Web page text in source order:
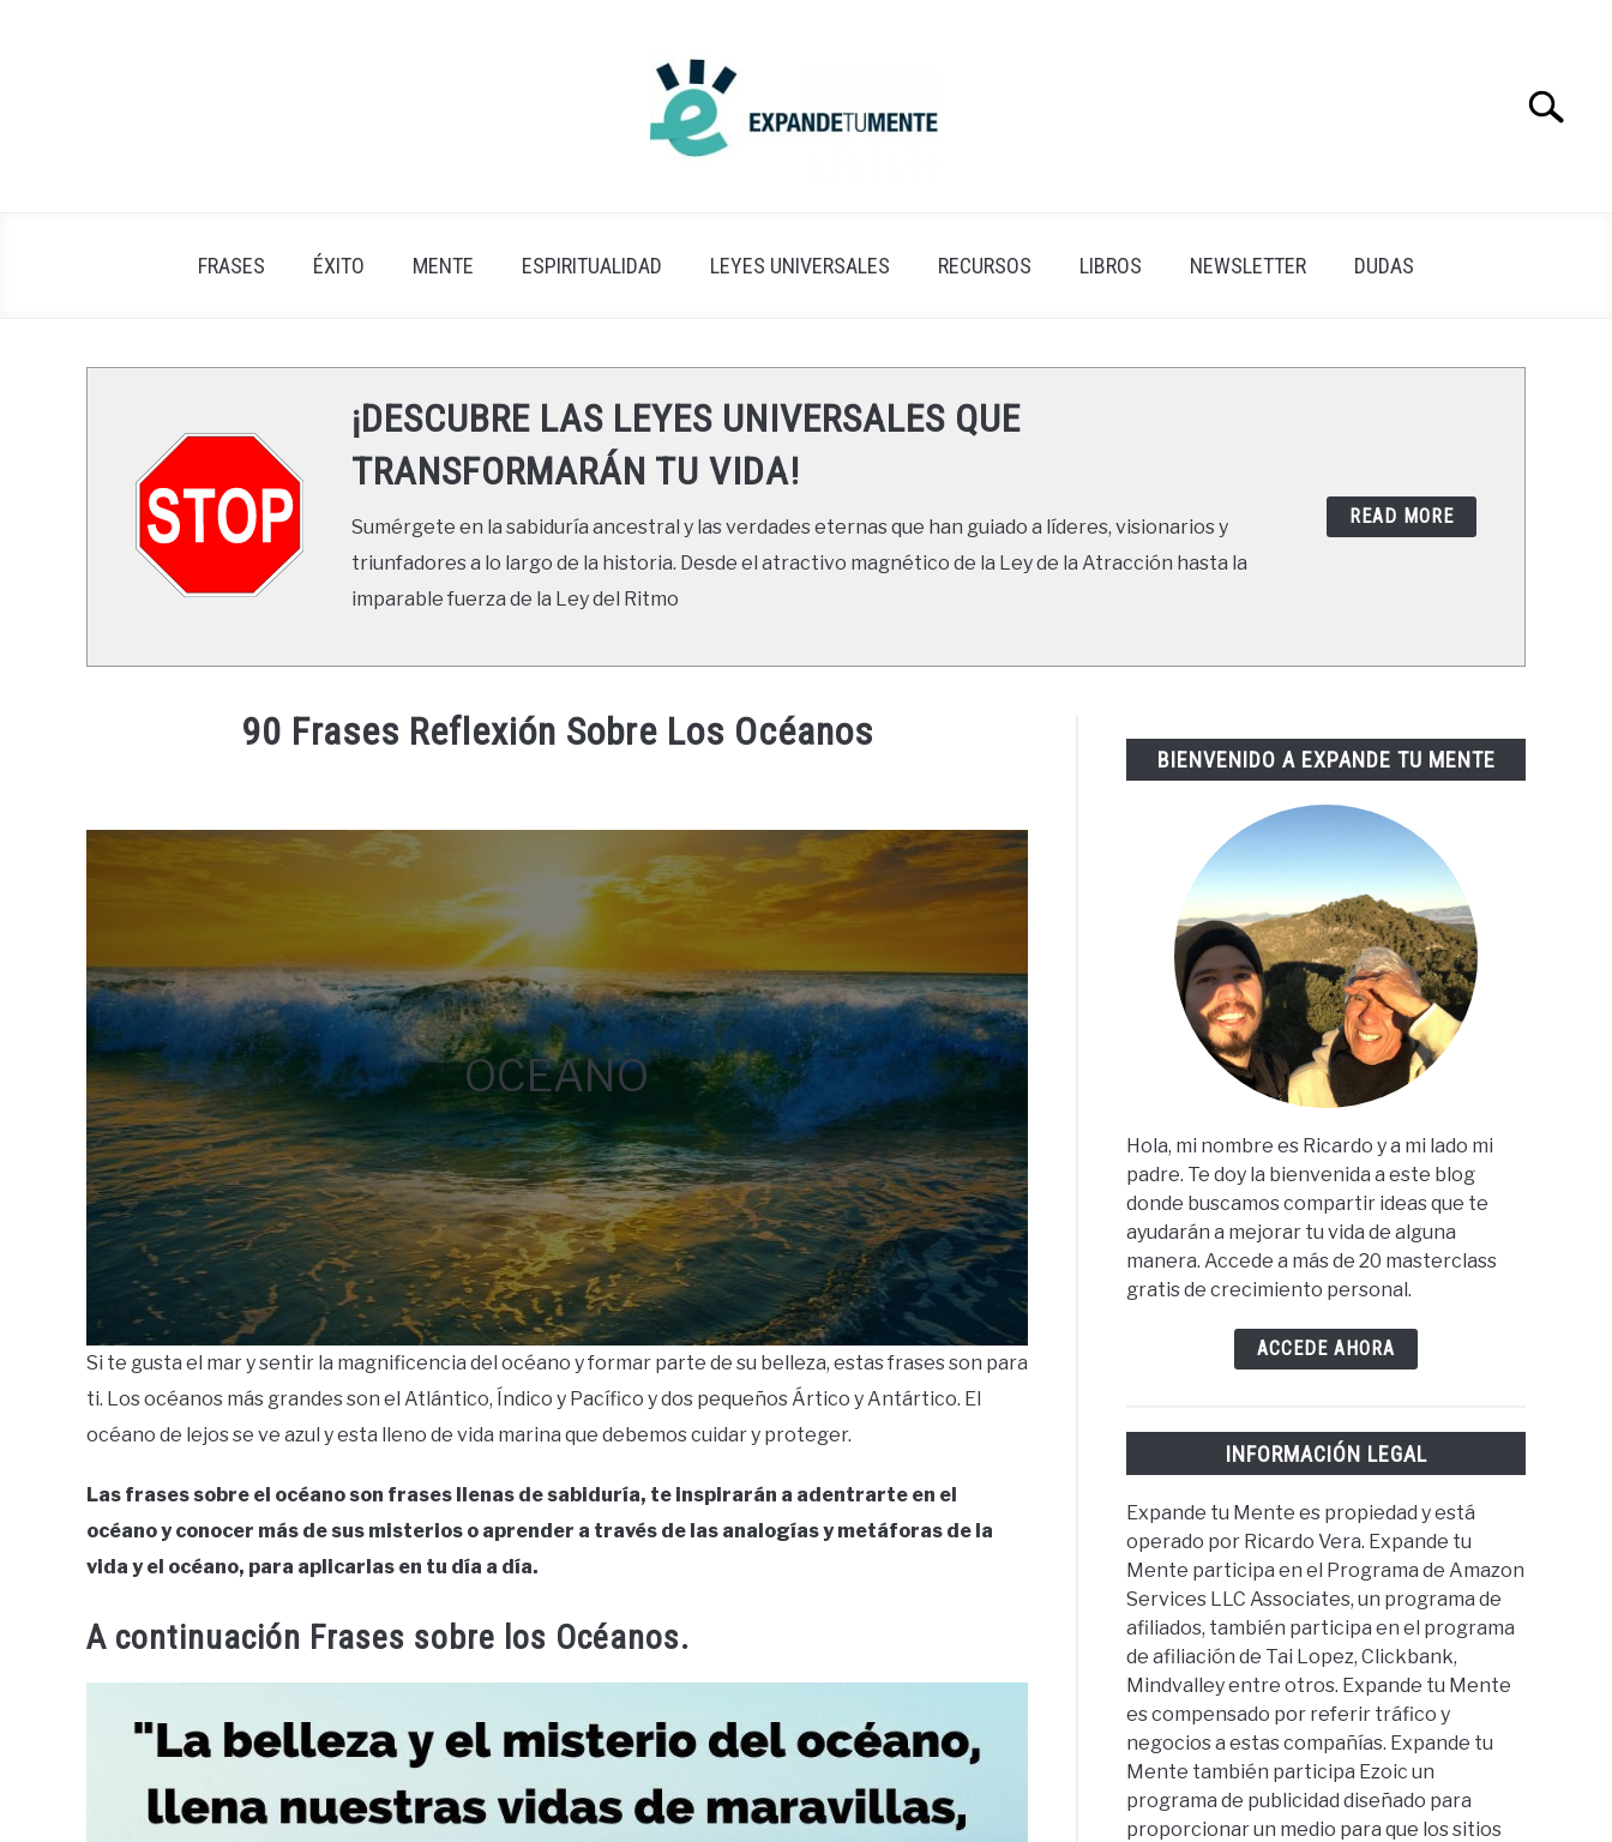
Search
FRASES ÉXITO MENTE ESPIRITUALIDAD LEYES UNIVERSALES RECURSOS LIBROS NEWSLETTER DUDAS
¡DESCUBRE LAS LEYES UNIVERSALES QUE
TRANSFORMARÁN TU VIDA!
Sumérgete en la sabiduría ancestral y las verdades eternas que han guiado a líderes, visionarios y
triunfadores a lo largo de la historia. Desde el atractivo magnético de la Ley de la Atracción hasta la
imparable fuerza de la Ley del Ritmo
READ MORE
90 Frases Reflexión Sobre Los Océanos
Ricardo
OCEANO
Si te gusta el mar y sentir la magnificencia del océano y formar parte de su belleza, estas frases son para
ti. Los océanos más grandes son el Atlántico, Índico y Pacífico y dos pequeños Ártico y Antártico. El
océano de lejos se ve azul y esta lleno de vida marina que debemos cuidar y proteger.
Las frases sobre el océano son frases llenas de sabiduría, te inspirarán a adentrarte en el
océano y conocer más de sus misterios o aprender a través de las analogías y metáforas de la
vida y el océano, para aplicarlas en tu día a día.
A continuación Frases sobre los Océanos.
BIENVENIDO A EXPANDE TU MENTE
Hola, mi nombre es Ricardo y a mi lado mi
padre. Te doy la bienvenida a este blog
donde buscamos compartir ideas que te
ayudarán a mejorar tu vida de alguna
manera. Accede a más de 20 masterclass
gratis de crecimiento personal.
ACCEDE AHORA
INFORMACIÓN LEGAL
Expande tu Mente es propiedad y está
operado por Ricardo Vera. Expande tu
Mente participa en el Programa de Amazon
Services LLC Associates, un programa de
afiliados, también participa en el programa
de afiliación de Tai Lopez, Clickbank,
Mindvalley entre otros. Expande tu Mente
es compensado por referir tráfico y
negocios a estas compañías. Expande tu
Mente también participa Ezoic un
programa de publicidad diseñado para
proporcionar un medio para que los sitios